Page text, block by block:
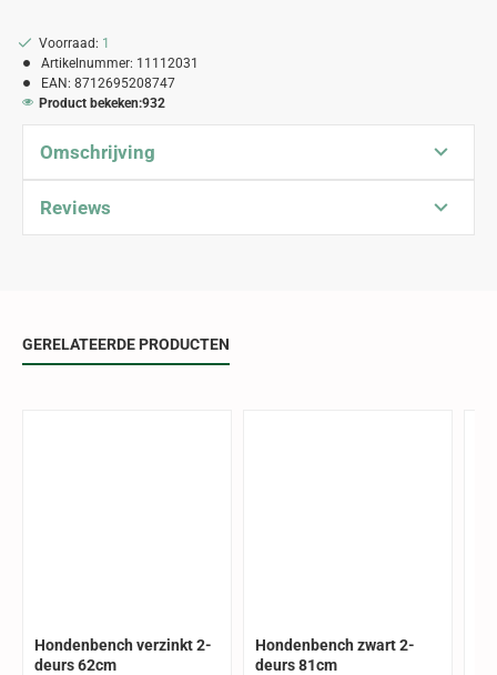
Voorraad: 1
Artikelnummer: 11112031
EAN: 8712695208747
Product bekeken:932
Omschrijving
Reviews
GERELATEERDE PRODUCTEN
Hondenbench verzinkt 2-
deurs 62cm
Hondenbench zwart 2-
deurs 81cm